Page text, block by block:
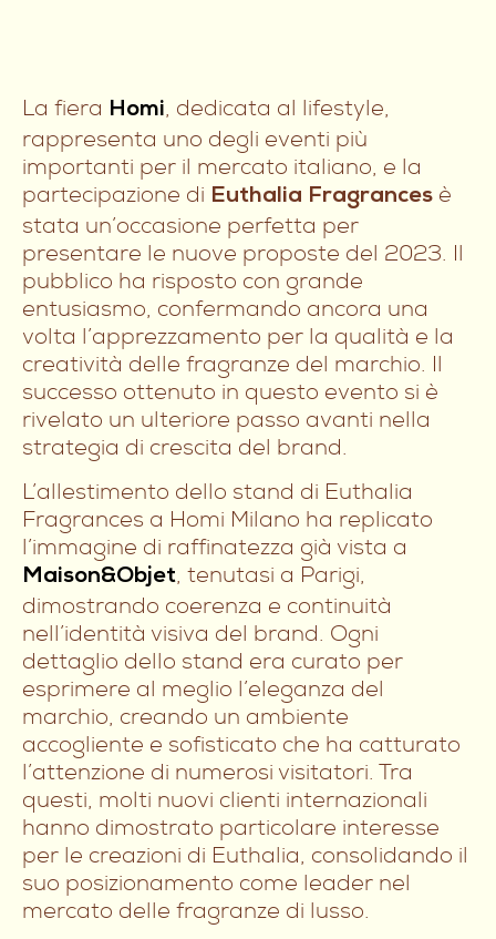
La fiera Homi, dedicata al lifestyle,
rappresenta uno degli eventi più
importanti per il mercato italiano, e la
partecipazione di Euthalia Fragrances è
stata un’occasione perfetta per
presentare le nuove proposte del 2023. Il
pubblico ha risposto con grande
entusiasmo, confermando ancora una
volta l’apprezzamento per la qualità e la
creatività delle fragranze del marchio. Il
successo ottenuto in questo evento si è
rivelato un ulteriore passo avanti nella
strategia di crescita del brand.
L’allestimento dello stand di Euthalia
Fragrances a Homi Milano ha replicato
l’immagine di raffinatezza già vista a
Maison&Objet, tenutasi a Parigi,
dimostrando coerenza e continuità
nell’identità visiva del brand. Ogni
dettaglio dello stand era curato per
esprimere al meglio l’eleganza del
marchio, creando un ambiente
accogliente e sofisticato che ha catturato
l’attenzione di numerosi visitatori. Tra
questi, molti nuovi clienti internazionali
hanno dimostrato particolare interesse
per le creazioni di Euthalia, consolidando il
suo posizionamento come leader nel
mercato delle fragranze di lusso.